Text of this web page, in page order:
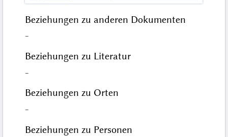
Beziehungen zu anderen Dokumenten
–
Beziehungen zu Literatur
–
Beziehungen zu Orten
–
Beziehungen zu Personen